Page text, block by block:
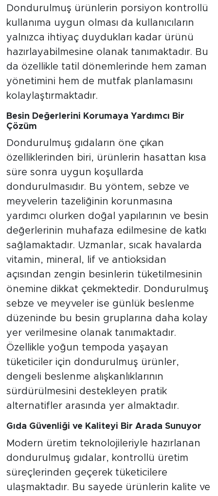
Dondurulmuş ürünlerin porsiyon kontrollü
kullanıma uygun olması da kullanıcıların
yalnızca ihtiyaç duydukları kadar ürünü
hazırlayabilmesine olanak tanımaktadır. Bu
da özellikle tatil dönemlerinde hem zaman
yönetimini hem de mutfak planlamasını
kolaylaştırmaktadır.
Besin Değerlerini Korumaya Yardımcı Bir
Çözüm
Dondurulmuş gıdaların öne çıkan
özelliklerinden biri, ürünlerin hasattan kısa
süre sonra uygun koşullarda
dondurulmasıdır. Bu yöntem, sebze ve
meyvelerin tazeliğinin korunmasına
yardımcı olurken doğal yapılarının ve besin
değerlerinin muhafaza edilmesine de katkı
sağlamaktadır. Uzmanlar, sıcak havalarda
vitamin, mineral, lif ve antioksidan
açısından zengin besinlerin tüketilmesinin
önemine dikkat çekmektedir. Dondurulmuş
sebze ve meyveler ise günlük beslenme
düzeninde bu besin gruplarına daha kolay
yer verilmesine olanak tanımaktadır.
Özellikle yoğun tempoda yaşayan
tüketiciler için dondurulmuş ürünler,
dengeli beslenme alışkanlıklarının
sürdürülmesini destekleyen pratik
alternatifler arasında yer almaktadır.
Gıda Güvenliği ve Kaliteyi Bir Arada Sunuyor
Modern üretim teknolojileriyle hazırlanan
dondurulmuş gıdalar, kontrollü üretim
süreçlerinden geçerek tüketicilere
ulaşmaktadır. Bu sayede ürünlerin kalite ve